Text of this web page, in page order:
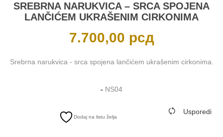
SREBRNA NARUKVICA – SRCA SPOJENA
LANČIĆEM UKRAŠENIM CIRKONIMA
7.700,00 рсд
Srebrna narukvica - srca spojena lančićem ukrašenim cirkonima.
- NS04
Dodaj na listu želja
Usporedi